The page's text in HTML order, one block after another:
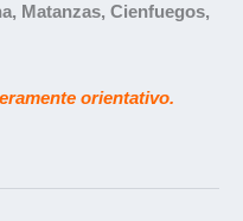
Matanzas, Cienfuegos,
orientativo.